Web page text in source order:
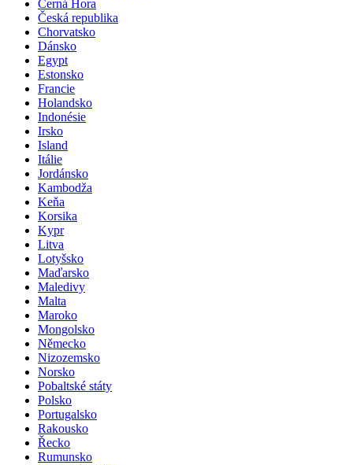
Černá Hora
Česká republika
Chorvatsko
Dánsko
Egypt
Estonsko
Francie
Holandsko
Indonésie
Irsko
Island
Itálie
Jordánsko
Kambodža
Keňa
Korsika
Kypr
Litva
Lotyšsko
Maďarsko
Maledivy
Malta
Maroko
Mongolsko
Německo
Nizozemsko
Norsko
Pobaltské státy
Polsko
Portugalsko
Rakousko
Řecko
Rumunsko